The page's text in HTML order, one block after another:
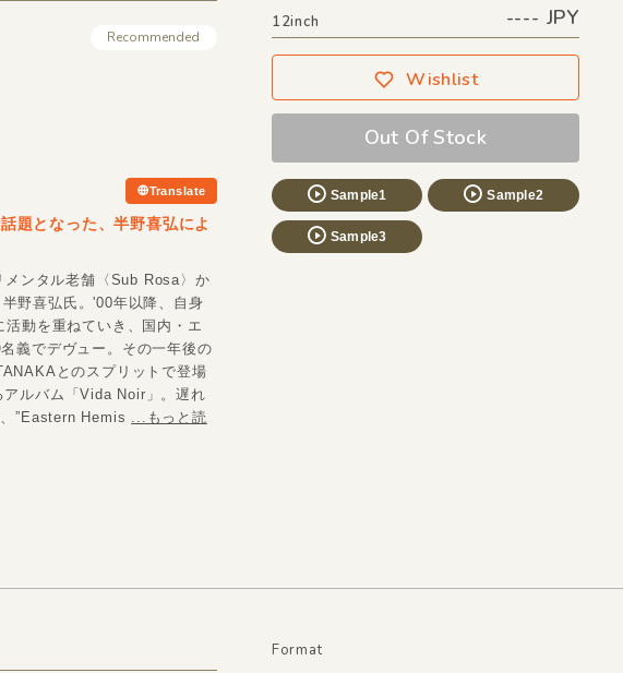
Recommended
Translate
12inch ---- JPY
Wishlist
Out Of Stock
Sample1 Sample2
Sample3
題となった、半野喜弘によ
ンタル老舗〈Sub Rosa〉か
野喜弘氏。'00年以降、自身
動を重ねていき、国内・エ
義でデヴュー。その一年後の
とのスプリットで登場
アルバム「Vida Noir」。遅れ
”Eastern Hemis ...もっと読
Format